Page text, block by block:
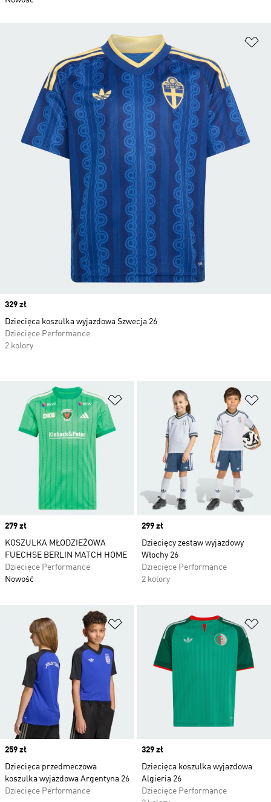
Dodaj do listy życzeń
Price
279 zł
KOSZULKA MŁODZIEŻOWA
FUECHSE BERLIN MATCH HOME
Dziecięce Performance
Nowość
Price
299 zł
Dziecięcy zestaw wyjazdowy
Włochy 26
Dziecięce Performance
2 kolory
Dodaj do listy życzeń
Price
259 zł
Dziecięca przedmeczowa
koszulka wyjazdowa Argentyna 26
Dziecięce Performance
Price
329 zł
Dziecięca koszulka wyjazdowa
Algieria 26
Dziecięce Performance
Price
329 zł
Dziecięca koszulka wyjazdowa Szwecja 26
Dziecięce Performance
2 kolory